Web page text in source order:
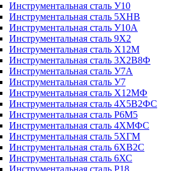
Инструментальная сталь У10
Инструментальная сталь 5ХНВ
Инструментальная сталь У10А
Инструментальная сталь 9Х2
Инструментальная сталь Х12М
Инструментальная сталь 3Х2В8Ф
Инструментальная сталь У7А
Инструментальная сталь У7
Инструментальная сталь Х12МФ
Инструментальная сталь 4Х5В2ФС
Инструментальная сталь Р6М5
Инструментальная сталь 4ХМФС
Инструментальная сталь 5ХГМ
Инструментальная сталь 6ХВ2С
Инструментальная сталь 6ХС
Инструментальная сталь Р18